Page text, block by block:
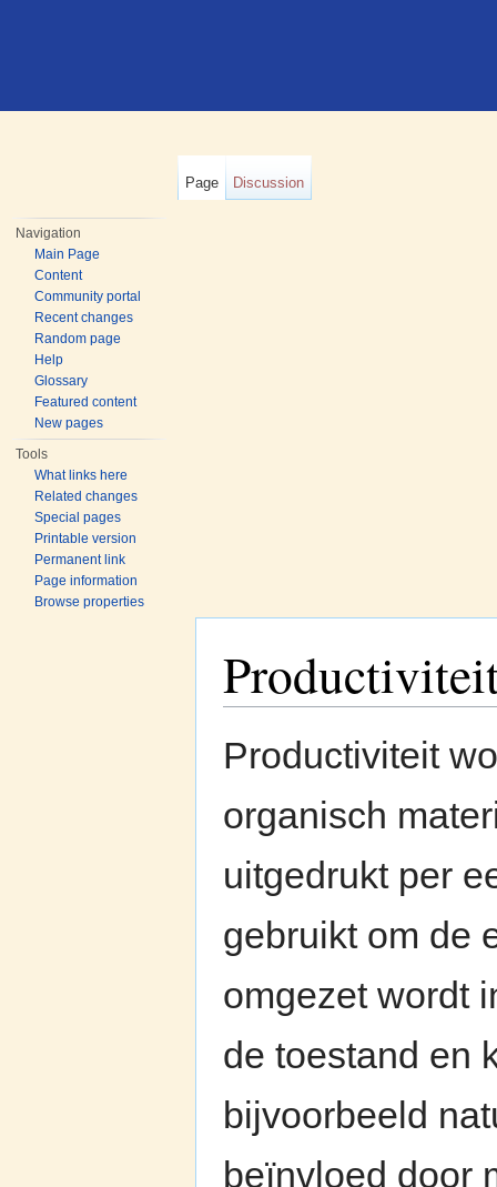
Page Discussion
Navigation
Main Page
Content
Community portal
Recent changes
Random page
Help
Glossary
Featured content
New pages
Tools
What links here
Related changes
Special pages
Printable version
Permanent link
Page information
Browse properties
Productiviteit
organisch
uitgedrukt per
gebruikt om de
omgezet wordt
de toestand en
bijvoorbeeld
beïnvloed door